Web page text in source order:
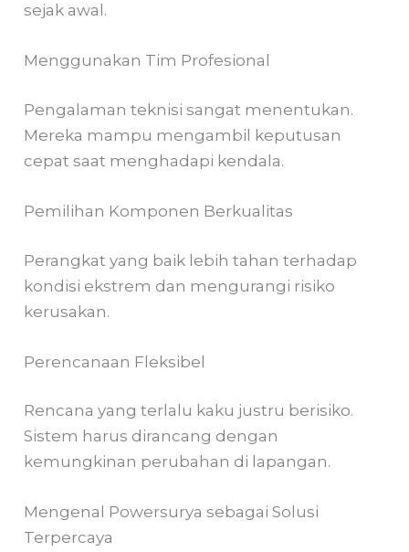
sejak awal.
Menggunakan Tim Profesional
Pengalaman teknisi sangat menentukan.
Mereka mampu mengambil keputusan
cepat saat menghadapi kendala.
Pemilihan Komponen Berkualitas
Perangkat yang baik lebih tahan terhadap
kondisi ekstrem dan mengurangi risiko
kerusakan.
Perencanaan Fleksibel
Rencana yang terlalu kaku justru berisiko.
Sistem harus dirancang dengan
kemungkinan perubahan di lapangan.
Mengenal Powersurya sebagai Solusi
Terpercaya